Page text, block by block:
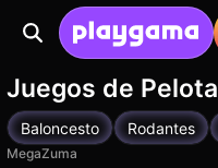
Juegos de Pelota
Baloncesto Rodantes
MegaZuma